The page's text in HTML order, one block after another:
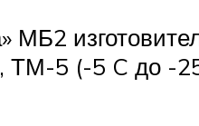
МБ2
5 (-5 C до -